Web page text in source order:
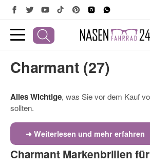
Charmant (27)
Alles Wichtige, was Sie vor dem Kauf
sollten.
➜ Weiterlesen und mehr erfahren
Charmant Markenbrillen